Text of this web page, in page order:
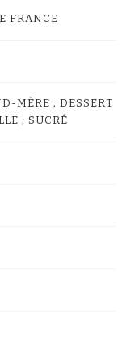
FRANCE
MÈRE ; DESSERT
; SUCRÉ